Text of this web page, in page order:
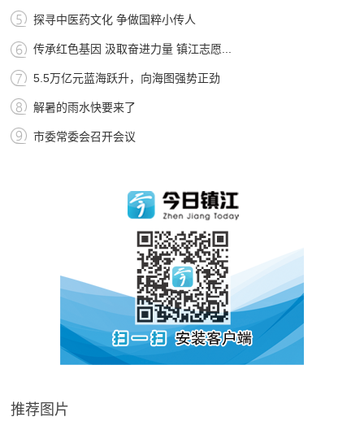
探寻中医药文化 争做国粹小传人
传承红色基因 汲取奋进力量 镇江志愿...
5.5万亿元蓝海跃升，向海图强势正劲
解暑的雨水快要来了
市委常委会召开会议
推荐图片